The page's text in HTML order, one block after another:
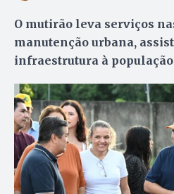
O mutirão leva serviços
manutenção urbana,
infraestrutura à população